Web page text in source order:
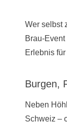
Wer selbst
Brau-
Erlebnis
Burgen,
Neben
Schweiz –